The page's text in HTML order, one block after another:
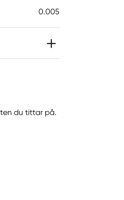
0.005
du tittar på.